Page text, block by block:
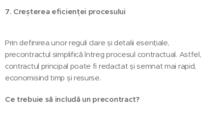
7. Creșterea eficienței procesului
Prin definirea unor reguli clare și detalii esențiale,
precontractul simplifică întreg procesul contractual. Astfel,
contractul principal poate fi redactat și semnat mai rapid,
economisind timp și resurse.
Ce trebuie să includă un precontract?